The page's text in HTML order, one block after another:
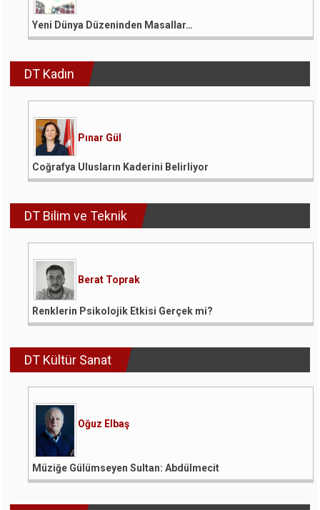
Yeni Dünya Düzeninden Masallar…
DT Kadın
Pınar Gül
Coğrafya Ulusların Kaderini Belirliyor
DT Bilim ve Teknik
Berat Toprak
Renklerin Psikolojik Etkisi Gerçek mi?
DT Kültür Sanat
Oğuz Elbaş
Müziğe Gülümseyen Sultan: Abdülmecit